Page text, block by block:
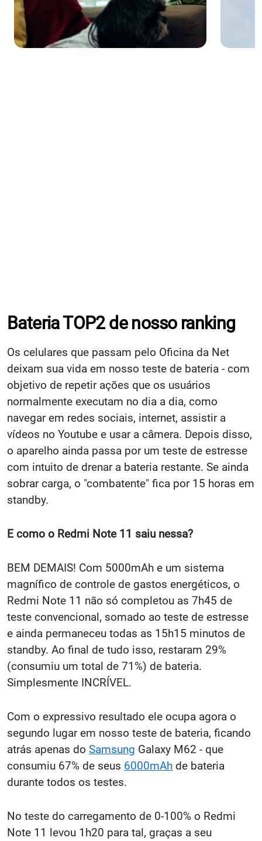
Bateria TOP2 de nosso ranking
Os celulares que passam pelo Oficina da Net
deixam sua vida em nosso teste de bateria - com
objetivo de repetir ações que os usuários
normalmente executam no dia a dia, como
navegar em redes sociais, internet, assistir a
vídeos no Youtube e usar a câmera. Depois disso,
o aparelho ainda passa por um teste de estresse
com intuito de drenar a bateria restante. Se ainda
sobrar carga, o "combatente" fica por 15 horas em
standby.
E como o Redmi Note 11 saiu nessa?
BEM DEMAIS! Com 5000mAh e um sistema
magnífico de controle de gastos energéticos, o
Redmi Note 11 não só completou as 7h45 de
teste convencional, somado ao teste de estresse
e ainda permaneceu todas as 15h15 minutos de
standby. Ao final de tudo isso, restaram 29%
(consumiu um total de 71%) de bateria.
Simplesmente INCRÍVEL.
Com o expressivo resultado ele ocupa agora o
segundo lugar em nosso teste de bateria, ficando
atrás apenas do Samsung Galaxy M62 - que
consumiu 67% de seus 6000mAh de bateria
durante todos os testes.
No teste do carregamento de 0-100% o Redmi
Note 11 levou 1h20 para tal, graças a seu